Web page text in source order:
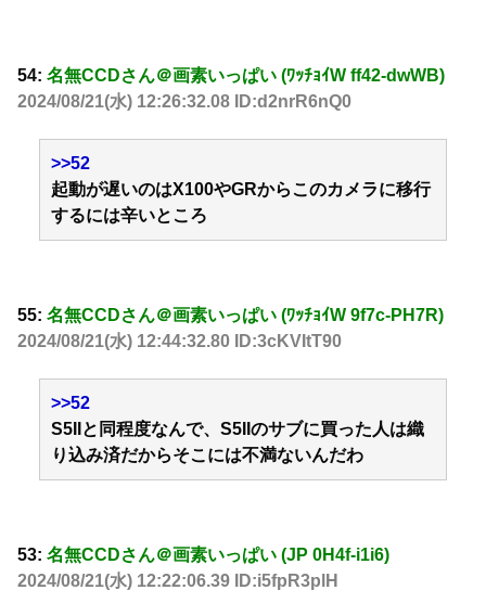
54: 名無CCDさん＠画素いっぱい (ﾜｯﾁｮｲW ff42-dwWB)
2024/08/21(水) 12:26:32.08 ID:d2nrR6nQ0
>>52
起動が遅いのはX100やGRからこのカメラに移行
するには辛いところ
55: 名無CCDさん＠画素いっぱい (ﾜｯﾁｮｲW 9f7c-PH7R)
2024/08/21(水) 12:44:32.80 ID:3cKVItT90
>>52
S5IIと同程度なんで、S5IIのサブに買った人は織
り込み済だからそこには不満ないんだわ
53: 名無CCDさん＠画素いっぱい (JP 0H4f-i1i6)
2024/08/21(水) 12:22:06.39 ID:i5fpR3plH